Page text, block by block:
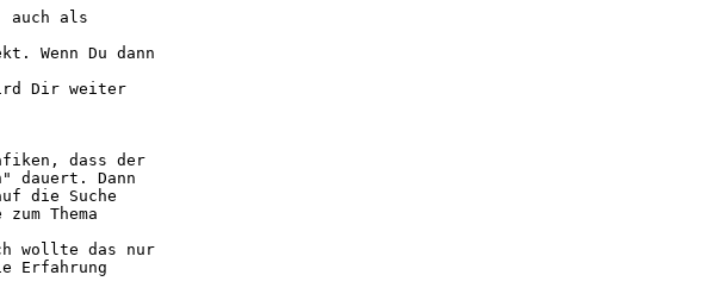
auch als
Wenn Du dann
Dir weiter
dass der
dauert. Dann
die Suche
Thema
wollte das nur
Erfahrung